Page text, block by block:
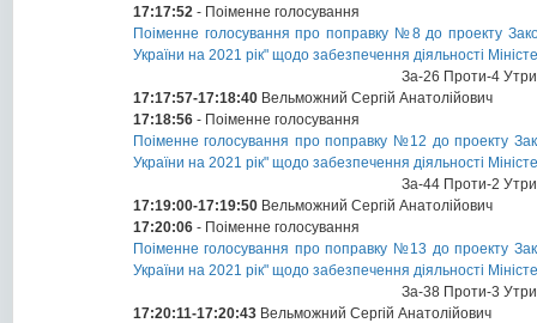
17:17:52 - Поіменне голосування
Поіменне голосування про поправку №8 до проекту
України на 2021 рік" щодо забезпечення діяльності
За-26 Проти-4
17:17:57-17:18:40 Вельможний Сергій Анатолійович
17:18:56 - Поіменне голосування
Поіменне голосування про поправку №12 до проекту
України на 2021 рік" щодо забезпечення діяльності
За-44 Проти-2
17:19:00-17:19:50 Вельможний Сергій Анатолійович
17:20:06 - Поіменне голосування
Поіменне голосування про поправку №13 до проекту
України на 2021 рік" щодо забезпечення діяльності
За-38 Проти-3
17:20:11-17:20:43 Вельможний Сергій Анатолійович